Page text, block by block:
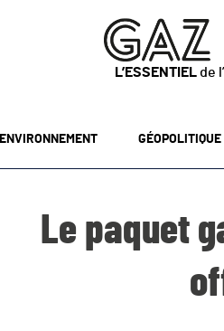
L’ESSENTIEL de
ENVIRONNEMENT GÉOPOLITIQUE
Le paquet